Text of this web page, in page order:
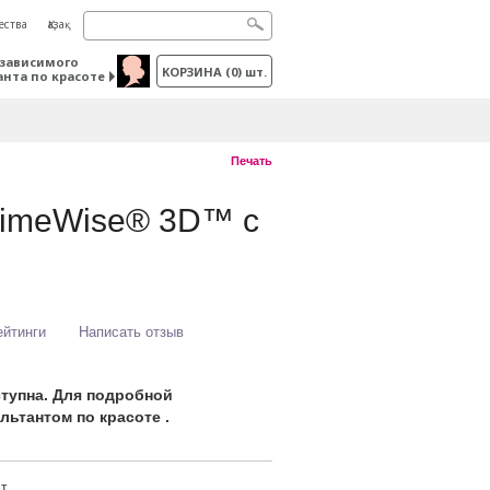
Қазақ
по красоте
КОРЗИНА (0) шт.
Печать
3D™ с
Написать отзыв
Для подробной
по красоте .